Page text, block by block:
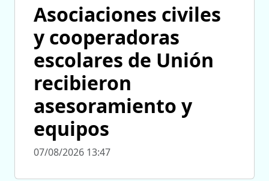
Asociaciones civiles
y cooperadoras
escolares de Unión
recibieron
asesoramiento y
equipos
07/08/2026 13:47